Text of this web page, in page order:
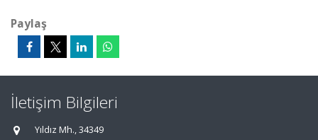
Paylaş
İletişim Bilgileri
Yıldız Mh., 34349